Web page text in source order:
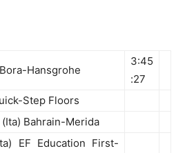
Hansgrohe
3:45
:27
Step Floors
Bahrain-Merida
EF Education First-